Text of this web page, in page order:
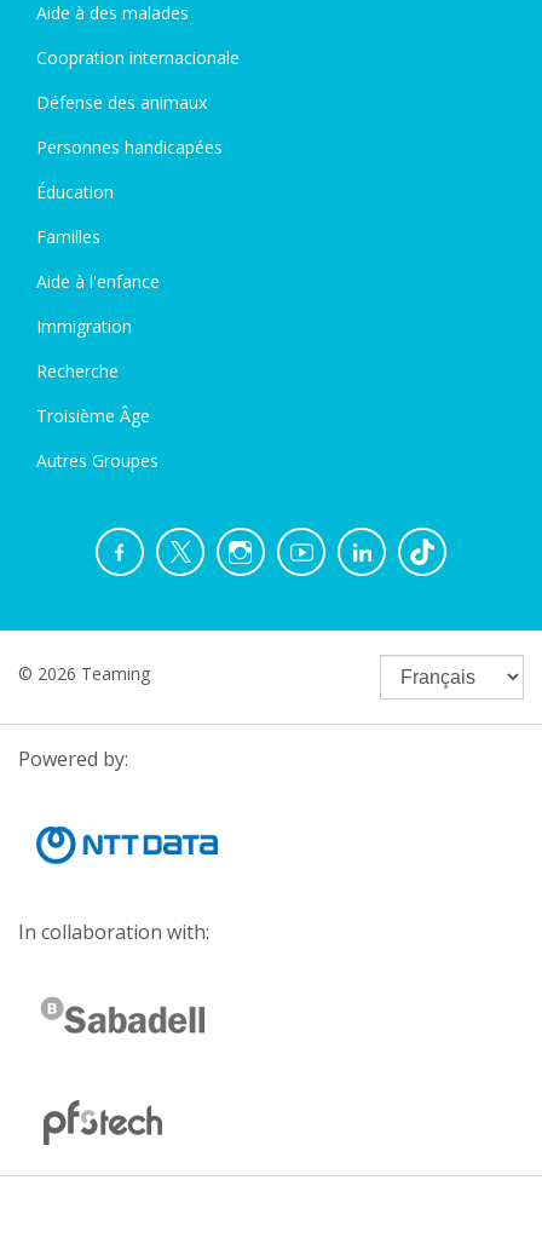
Aide à des malades
Coopration internacionale
Défense des animaux
Personnes handicapées
Éducation
Familles
Aide à l'enfance
Immigration
Recherche
Troisième Âge
Autres Groupes
© 2026 Teaming
Powered by:
In collaboration with: